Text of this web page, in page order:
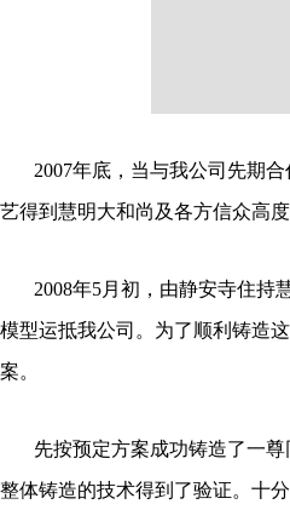
2007年底，当与我公司先期合
艺得到慧明大和尚及各方信众高
2008年5月初，由静安寺住持
模型运抵我公司。为了顺利铸造
案。
先按预定方案成功铸造了一尊
整体铸造的技术得到了验证。十分